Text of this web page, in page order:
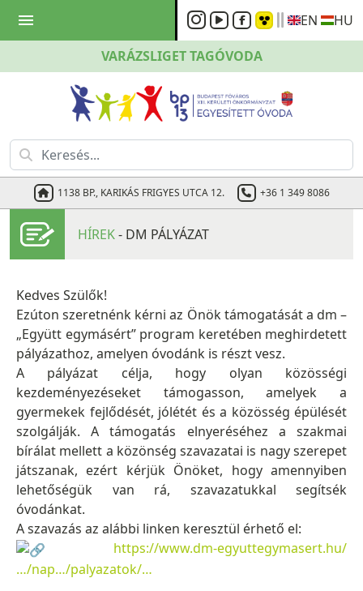
menu
VARÁZSLIGETTAGÓVODA
1138 BP., KARIKÁS FRIGYES UTCA 12. +36 1 349 8086
EN HU
HÍREK- DM PÁLYÁZAT
Kedves Szülők!
Ezúton szeretnénk kérni az Önök támogatását a dm –
„Együtt egymásért” program keretében meghirdetett
pályázathoz, amelyen óvodánk is részt vesz.
A pályázat célja, hogy olyan közösségi
kezdeményezéseket támogasson, amelyek a
gyermekek fejlődését, jólétét és a közösség épülését
szolgálják. A támogatás elnyeréséhez a szakmai
bírálat mellett a közönség szavazatai is nagy szerepet
játszanak, ezért kérjük Önöket, hogy amennyiben
lehetőségük van rá, szavazatukkal segítsék
óvodánkat.
A szavazás az alábbi linken keresztül érhető el:
https://www.dm-egyuttegymasert.hu/
…/nap…/palyazatok/…